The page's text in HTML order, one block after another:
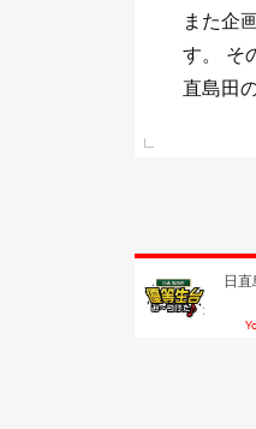
少しで
して頂
る事！
日